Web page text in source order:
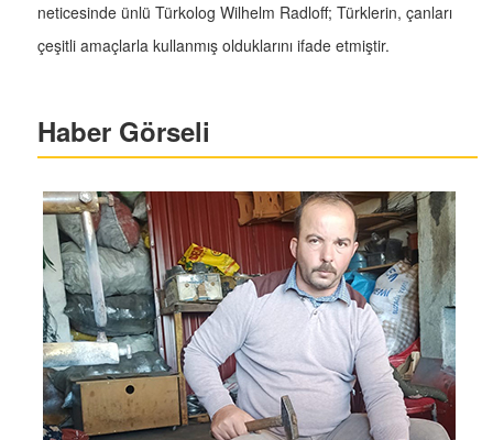
neticesinde ünlü Türkolog Wilhelm Radloff; Türklerin, çanları
çeşitli amaçlarla kullanmış olduklarını ifade etmiştir.
Haber Görseli